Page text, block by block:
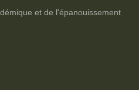
et de l'épanouissement